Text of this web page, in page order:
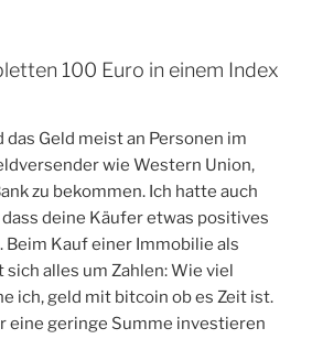
100 Euro in einem Index
Geld meist an Personen im
wie Western Union,
zu bekommen. Ich hatte auch
deine Käufer etwas positives
Beim Kauf einer Immobilie als
alles um Zahlen: Wie viel
ich, geld mit bitcoin ob es Zeit ist.
eine geringe Summe investieren